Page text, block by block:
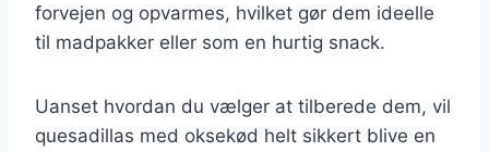
forvejen og opvarmes, hvilket gør dem ideelle
til madpakker eller som en hurtig snack.
Uanset hvordan du vælger at tilberede dem, vil
quesadillas med oksekød helt sikkert blive en